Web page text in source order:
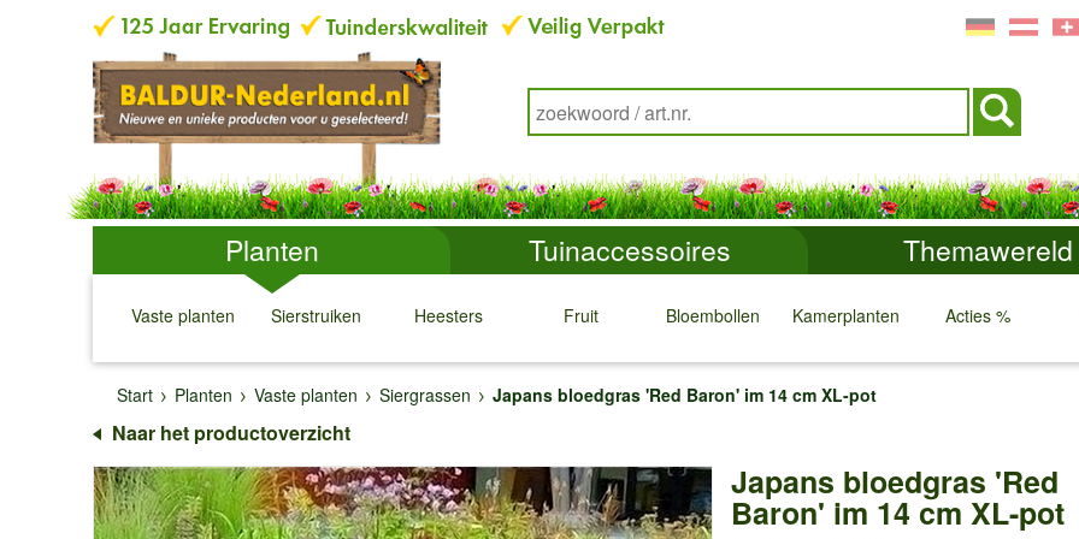
Planten Tuinaccessoires Themawereld
Vaste planten
↓
Sierstruiken
↓
Heesters
↓
Fruit
↓
Bloembollen
↓
Kamerplanten
↓
Acties %
↓ ↓
Start
Planten Vaste planten Siergrassen Japans bloedgras 'Red Baron' im 14 cm XL-pot
Naar het productoverzicht
Japans bloedgras 'Red
Baron' im 14 cm XL-pot